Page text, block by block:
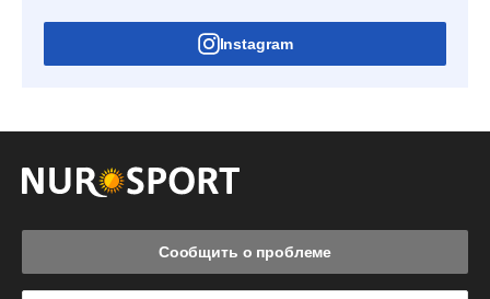
Instagram
Сообщить о проблеме